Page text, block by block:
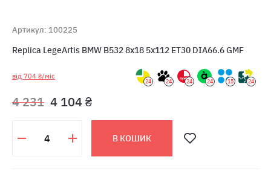
Артикул: 100225
Replica LegeArtis BMW B532 8x18 5x112 ET30 DIA66.6 GMF
від 704 ₴/міс
24 24 24 24 15 24
4 231 4 104 ₴
В КОШИК